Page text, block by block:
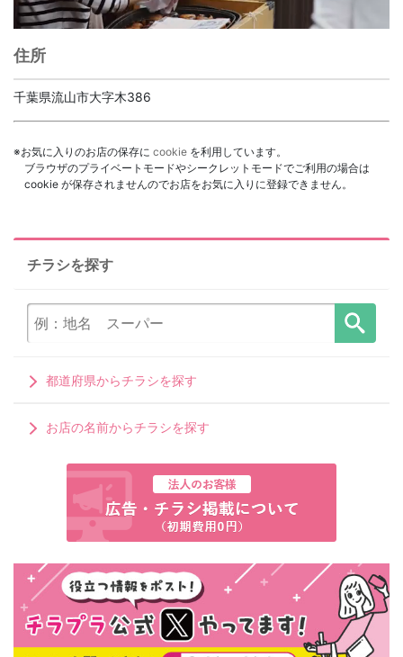
住所
千葉県流山市大字木386
※お気に入りのお店の保存に cookie を利用しています。
ブラウザのプライベートモードやシークレットモードでご利用の場合は
cookie が保存されませんのでお店をお気に入りに登録できません。
チラシを探す
都道府県からチラシを探す
お店の名前からチラシを探す